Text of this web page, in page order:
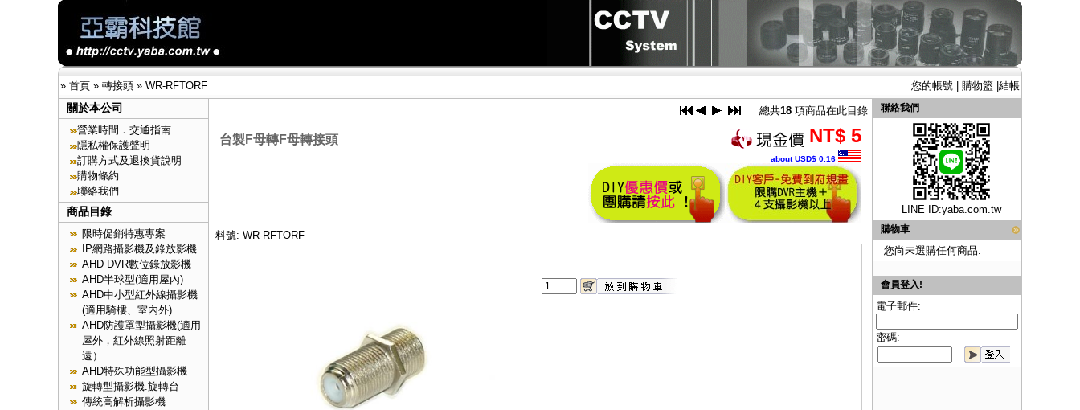
» 首頁 » 轉接頭 » WR-RFTORF 您的帳號 購物籃 結帳
關於本公司
營業時間．交通指南
隱私權保護聲明
訂購方式及退換貨說明
購物條約
聯絡我們
商品目錄
限時促銷特惠專案
IP網路攝影機及錄放影機
AHD DVR數位錄放影機
AHD半球型(適用屋內)
AHD中小型紅外線攝影機
(適用騎樓、室內外)
AHD防護罩型攝影機(適用
屋外，紅外線照射距離
遠）
AHD特殊功能型攝影機
旋轉型攝影機.旋轉台
傳統高解析攝影機
總共18 項商品在此目錄
台製F母轉F母轉接頭 NT$ 5
about USD$ 0.16
料號: WR-RFTORF
聯絡我們
LINE ID:yaba.com.tw
購物車
您尚未選購任何商品.
會員登入!
電子郵件:
密碼: